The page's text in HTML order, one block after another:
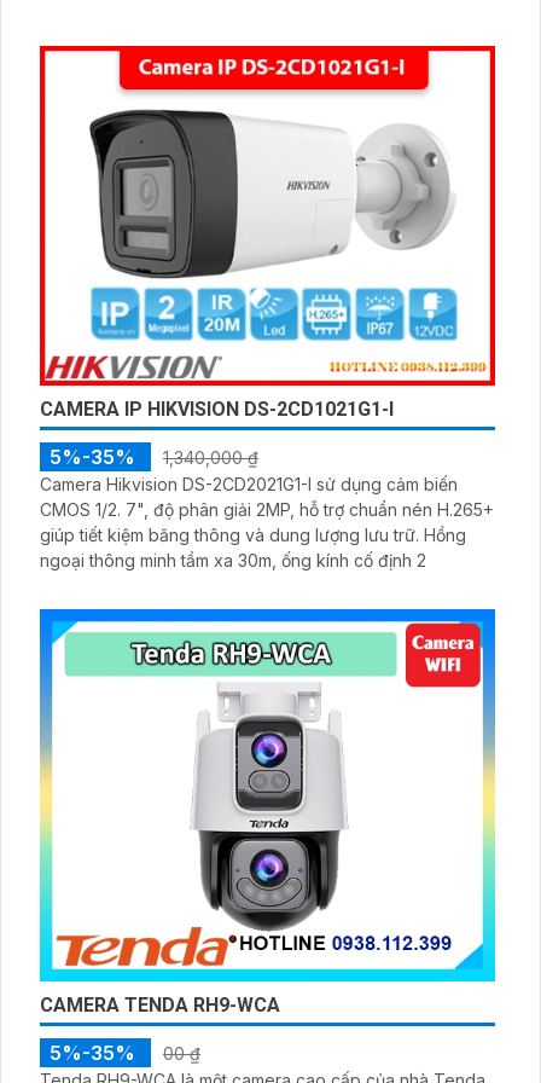
CAMERA IP HIKVISION DS-2CD1021G1-I
5%-35%
1,340,000 ₫
Camera Hikvision DS-2CD2021G1-I sử dụng cảm biến
CMOS 1/2. 7", độ phân giải 2MP, hỗ trợ chuẩn nén H.265+
giúp tiết kiệm băng thông và dung lượng lưu trữ. Hồng
ngoại thông minh tầm xa 30m, ống kính cố định 2
CAMERA TENDA RH9-WCA
5%-35%
00 ₫